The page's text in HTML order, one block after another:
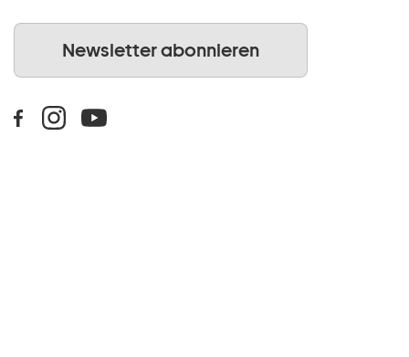
Newsletter abonnieren